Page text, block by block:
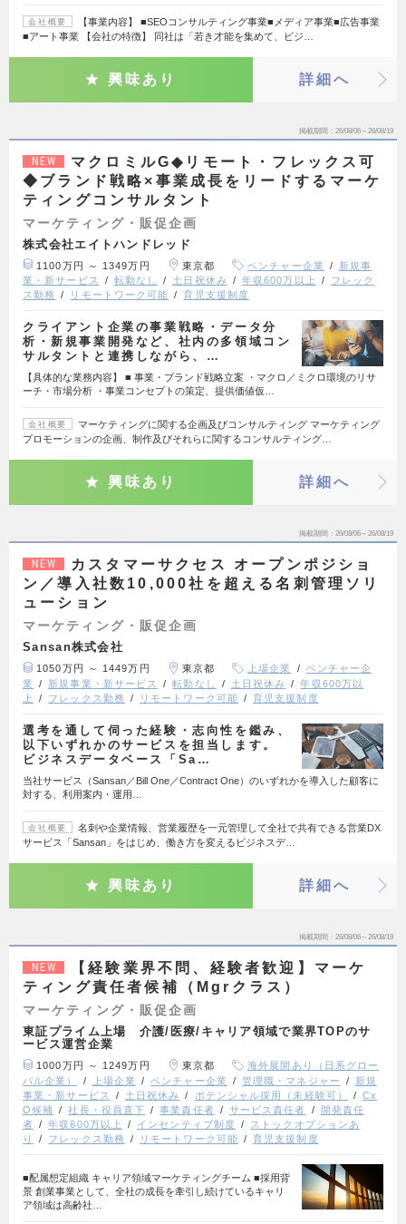
会社概要
【事業内容】 ■SEOコンサルティング事業■メディア事業■広告事業
■アート事業 【会社の特徴】 同社は「若き才能を集めて、ビジ…
興味あり 詳細へ
掲載期間 26/08/06～26/08/19
NEW
マクロミルG◆リモート・フレックス可
◆ブランド戦略×事業成長をリードするマーケ
ティングコンサルタント
マーケティング・販促企画
株式会社エイトハンドレッド
1100万円 ～ 1349万円 東京都 ベンチャー企業
新規事
業・新サービス
転勤なし 土日祝休み 年収600万以上
フレック
ス勤務
リモートワーク可能 育児支援制度
クライアント企業の事業戦略・データ分
析・新規事業開発など、社内の多領域コン
サルタントと連携しながら、…
【具体的な業務内容】 ■ 事業・ブランド戦略立案 ・マクロ／ミクロ環境のリサ
ーチ・市場分析 ・事業コンセプトの策定、提供価値仮…
会社概要
マーケティングに関する企画及びコンサルティング マーケティング
プロモーションの企画、制作及びそれらに関するコンサルティング…
興味あり 詳細へ
掲載期間 26/08/06～26/08/19
NEW
カスタマーサクセス オープンポジショ
ン／導入社数10,000社を超える名刺管理ソリ
ューション
マーケティング・販促企画
Sansan株式会社
1050万円 ～ 1449万円 東京都 上場企業
ベンチャー企
業
新規事業・新サービス 転勤なし 土日祝休み
年収600万以
上
フレックス勤務 リモートワーク可能 育児支援制度
選考を通して伺った経験・志向性を鑑み、
以下いずれかのサービスを担当します。
ビジネスデータベース「Sa…
当社サービス（Sansan／Bill One／Contract One）のいずれかを導入した顧客に
対する、利用案内・運用…
会社概要
名刺や企業情報、営業履歴を一元管理して全社で共有できる営業DX
サービス「Sansan」をはじめ、働き方を変えるビジネスデ…
興味あり 詳細へ
掲載期間 26/08/06～26/08/19
NEW
【経験業界不問、経験者歓迎】マーケ
ティング責任者候補（Mgrクラス）
マーケティング・販促企画
東証プライム上場 介護/医療/キャリア領域で業界TOPのサ
ービス運営企業
1000万円 ～ 1249万円 東京都
海外展開あり（日系グロー
バル企業）
上場企業 ベンチャー企業 管理職・マネジャー
新規
事業・新サービス
土日祝休み ポテンシャル採用（未経験可）
Cx
O候補
社長・役員直下 事業責任者 サービス責任者
開発責任
者
年収600万以上 インセンティブ制度
ストックオプションあ
り
フレックス勤務 リモートワーク可能 育児支援制度
■配属想定組織 キャリア領域マーケティングチーム ■採用背
景 創業事業として、全社の成長を牽引し続けているキャリ
ア領域は高齢社…